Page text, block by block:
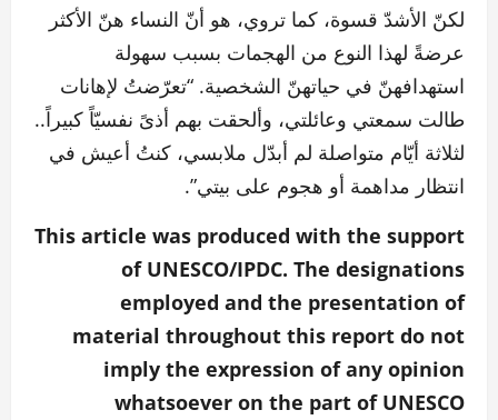
لكنّ الأشدّ قسوة، كما تروي، هو أنّ النساء هنّ الأكثر
عرضةً لهذا النوع من الهجمات بسبب سهولة
استهدافهنّ في حياتهنّ الشخصية. “تعرّضتُ لإهانات
طالت سمعتي وعائلتي، وألحقت بهم أذىً نفسيّاً كبيراً..
لثلاثة أيّام متواصلة لم أبدّل ملابسي، كنتُ أعيش في
انتظار مداهمة أو هجوم على بيتي”.
This article was produced with the support
of UNESCO/IPDC. The designations
employed and the presentation of
material throughout this report do not
imply the expression of any opinion
whatsoever on the part of UNESCO